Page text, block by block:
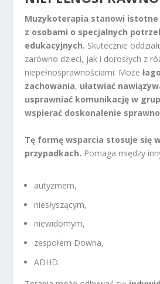
Muzykoterapia stanowi istotne
z osobami o specjalnych
edukacyjnych. Skutecznie
zarówno dzieci, jak i dorosłych z
niepełnosprawnościami. Może
zachowania, ułatwiać
usprawniać komunikację w
wspierać doskonalenie
Tę formę wsparcia stosuje się
przypadkach. Pomaga między
autyzmem,
niesłyszącym,
niewidomym,
zespołem Downa,
ADHD.